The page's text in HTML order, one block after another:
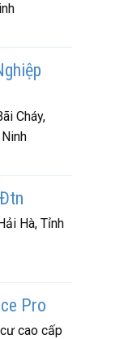
Cháy,
Hà, Tỉnh
Pro
cao cấp